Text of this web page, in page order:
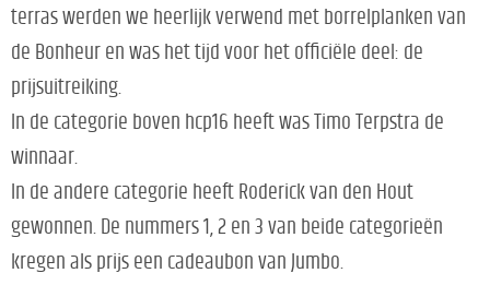
terras werden we heerlijk verwend met borrelplanken van
de Bonheur en was het tijd voor het officiële deel: de
prijsuitreiking.
In de categorie boven hcp16 heeft was Timo Terpstra de
winnaar.
In de andere categorie heeft Roderick van den Hout
gewonnen. De nummers 1, 2 en 3 van beide categorieën
kregen als prijs een cadeaubon van Jumbo.